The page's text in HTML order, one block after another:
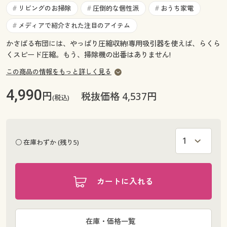
お気に入り
サポート
ご利用ガイド
よくある質問とお問い合わせ
サポート
ご利用ガイド
よくある質問とお問い合わせ
# リビングのお掃除 # 圧倒的な個性派 # おうち家電
# メディアで紹介された注目のアイテム
かさばる布団には、やっぱり圧縮収納!専用吸引器を使えば、らくら
くスピード圧縮。もう、掃除機の出番はありません!
この商品の情報をもっと詳しく見る
4,990円(税込) 税抜価格 4,537円
○ 在庫わずか (残り5)
カートに入れる
在庫・価格一覧